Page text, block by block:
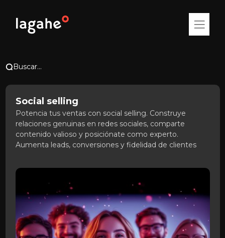
Buscar...
Social selling
Potencia tus ventas con social selling. Construye
relaciones genuinas en redes sociales, comparte
contenido valioso y posiciónate como experto.
Aumenta leads, conversiones y fidelidad de clientes